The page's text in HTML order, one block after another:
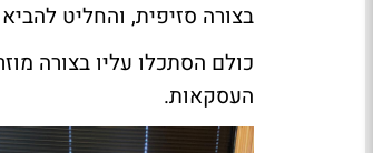
בצורה סזיפית, והחליט
כולם הסתכלו עליו בצורה
העסקאות.